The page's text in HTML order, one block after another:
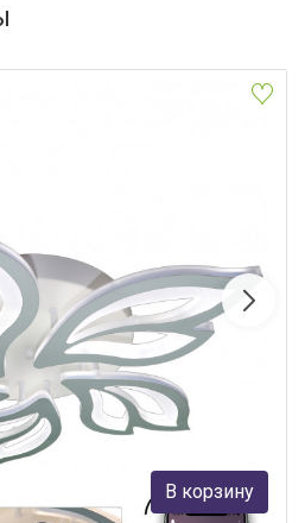
Kovaltseva HIGH-TECH LED LAMPS
В корзину